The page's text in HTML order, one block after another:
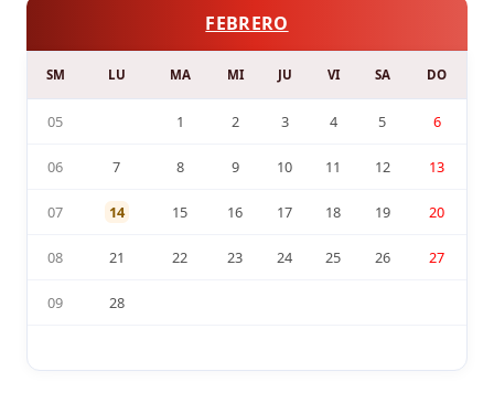
FEBRERO
SM LU MA MI JU VI SA DO
05 1 2 3 4 5 6
06 7 8 9 10 11 12 13
07 14 15 16 17 18 19 20
08 21 22 23 24 25 26 27
09 28